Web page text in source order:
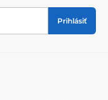
Prihlásiť